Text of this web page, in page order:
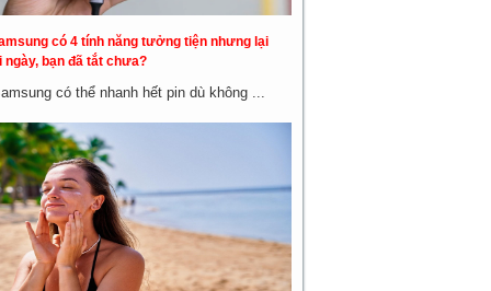
có 4 tính năng tưởng tiện nhưng lại
ngày, bạn đã tắt chưa?
có thể nhanh hết pin dù không ...